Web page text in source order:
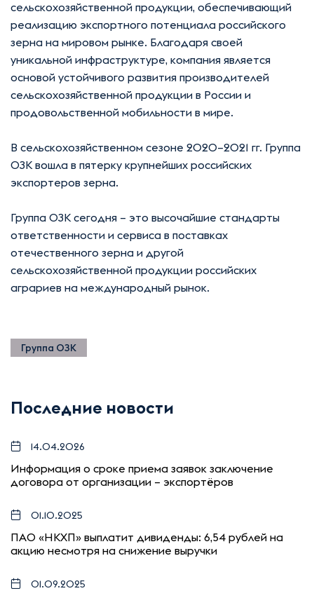
сельскохозяйственной продукции, обеспечивающий
реализацию экспортного потенциала российского
зерна на мировом рынке. Благодаря своей
уникальной инфраструктуре, компания является
основой устойчивого развития производителей
сельскохозяйственной продукции в России и
продовольственной мобильности в мире.
В сельскохозяйственном сезоне 2020–2021 гг. Группа
ОЗК вошла в пятерку крупнейших российских
экспортеров зерна.
Группа ОЗК сегодня – это высочайшие стандарты
ответственности и сервиса в поставках
отечественного зерна и другой
сельскохозяйственной продукции российских
аграриев на международный рынок.
Группа ОЗК
Последние новости
14.04.2026
Информация о сроке приема заявок заключение
договора от организации – экспортёров
01.10.2025
ПАО «НКХП» выплатит дивиденды: 6,54 рублей на
акцию несмотря на снижение выручки
01.09.2025